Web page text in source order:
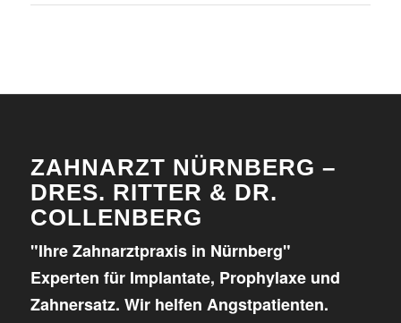
ZAHNARZT NÜRNBERG –
DRES. RITTER & DR.
COLLENBERG
"Ihre Zahnarztpraxis in Nürnberg"
Experten für Implantate, Prophylaxe und
Zahnersatz. Wir helfen Angstpatienten.